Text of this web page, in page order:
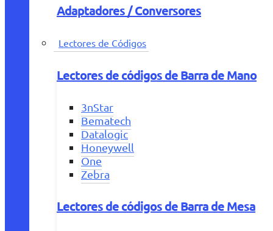
Adaptadores / Conversores
Lectores de Códigos
Lectores de códigos de Barra de Mano
3nStar
Bematech
Datalogic
Honeywell
One
Zebra
Lectores de códigos de Barra de Mesa